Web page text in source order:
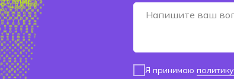
Я принимаю